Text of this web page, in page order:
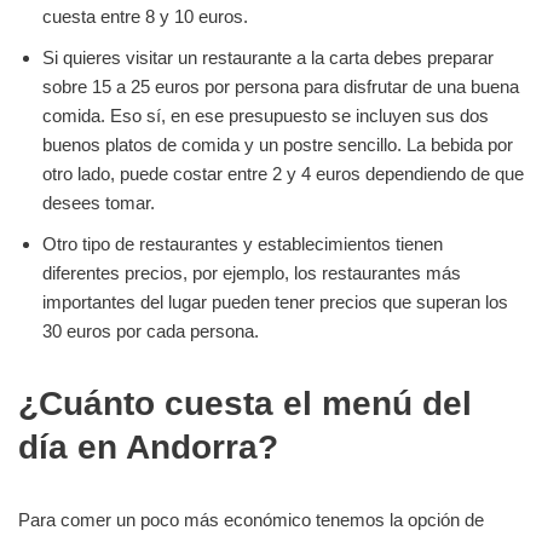
cuesta entre 8 y 10 euros.
Si quieres visitar un restaurante a la carta debes preparar
sobre 15 a 25 euros por persona para disfrutar de una buena
comida. Eso sí, en ese presupuesto se incluyen sus dos
buenos platos de comida y un postre sencillo. La bebida por
otro lado, puede costar entre 2 y 4 euros dependiendo de que
desees tomar.
Otro tipo de restaurantes y establecimientos tienen
diferentes precios, por ejemplo, los restaurantes más
importantes del lugar pueden tener precios que superan los
30 euros por cada persona.
¿Cuánto cuesta el menú del
día en Andorra?
Para comer un poco más económico tenemos la opción de